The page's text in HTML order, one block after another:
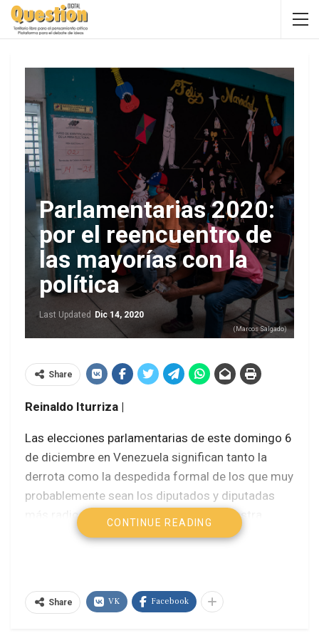
Parlamentarias 2020:
por el reencuentro de
las mayorías con la
política
Last Updated Dic 14, 2020
(Marcos Salgado)
Share
Reinaldo Iturriza |
Las elecciones parlamentarias de este domingo 6
de diciembre en Venezuela significan tanto la
derrota como la despedida formal de los que muy
probablemente sean los diputados y diputadas
más radicalmente antinacionales de nuestra
historia republicana, lo que es mucho decir, dada
Desde que asumieron el control de la Asamblea
CONTINUE READING
Share VK Facebook